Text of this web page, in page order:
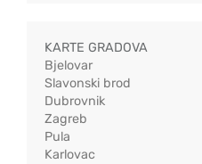
KARTE GRADOVA
Bjelovar
Slavonski brod
Dubrovnik
Zagreb
Pula
Karlovac